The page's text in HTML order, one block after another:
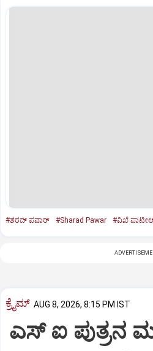
#ಶರದ್‌ ಪವಾರ್‌ #Sharad Pawar #ವಿಖೆ
ಕ್ರೈಮ್ AUG 8, 2026, 8:15 PM IST
ಎಸ್ ಐ ಪುತ್ರನ